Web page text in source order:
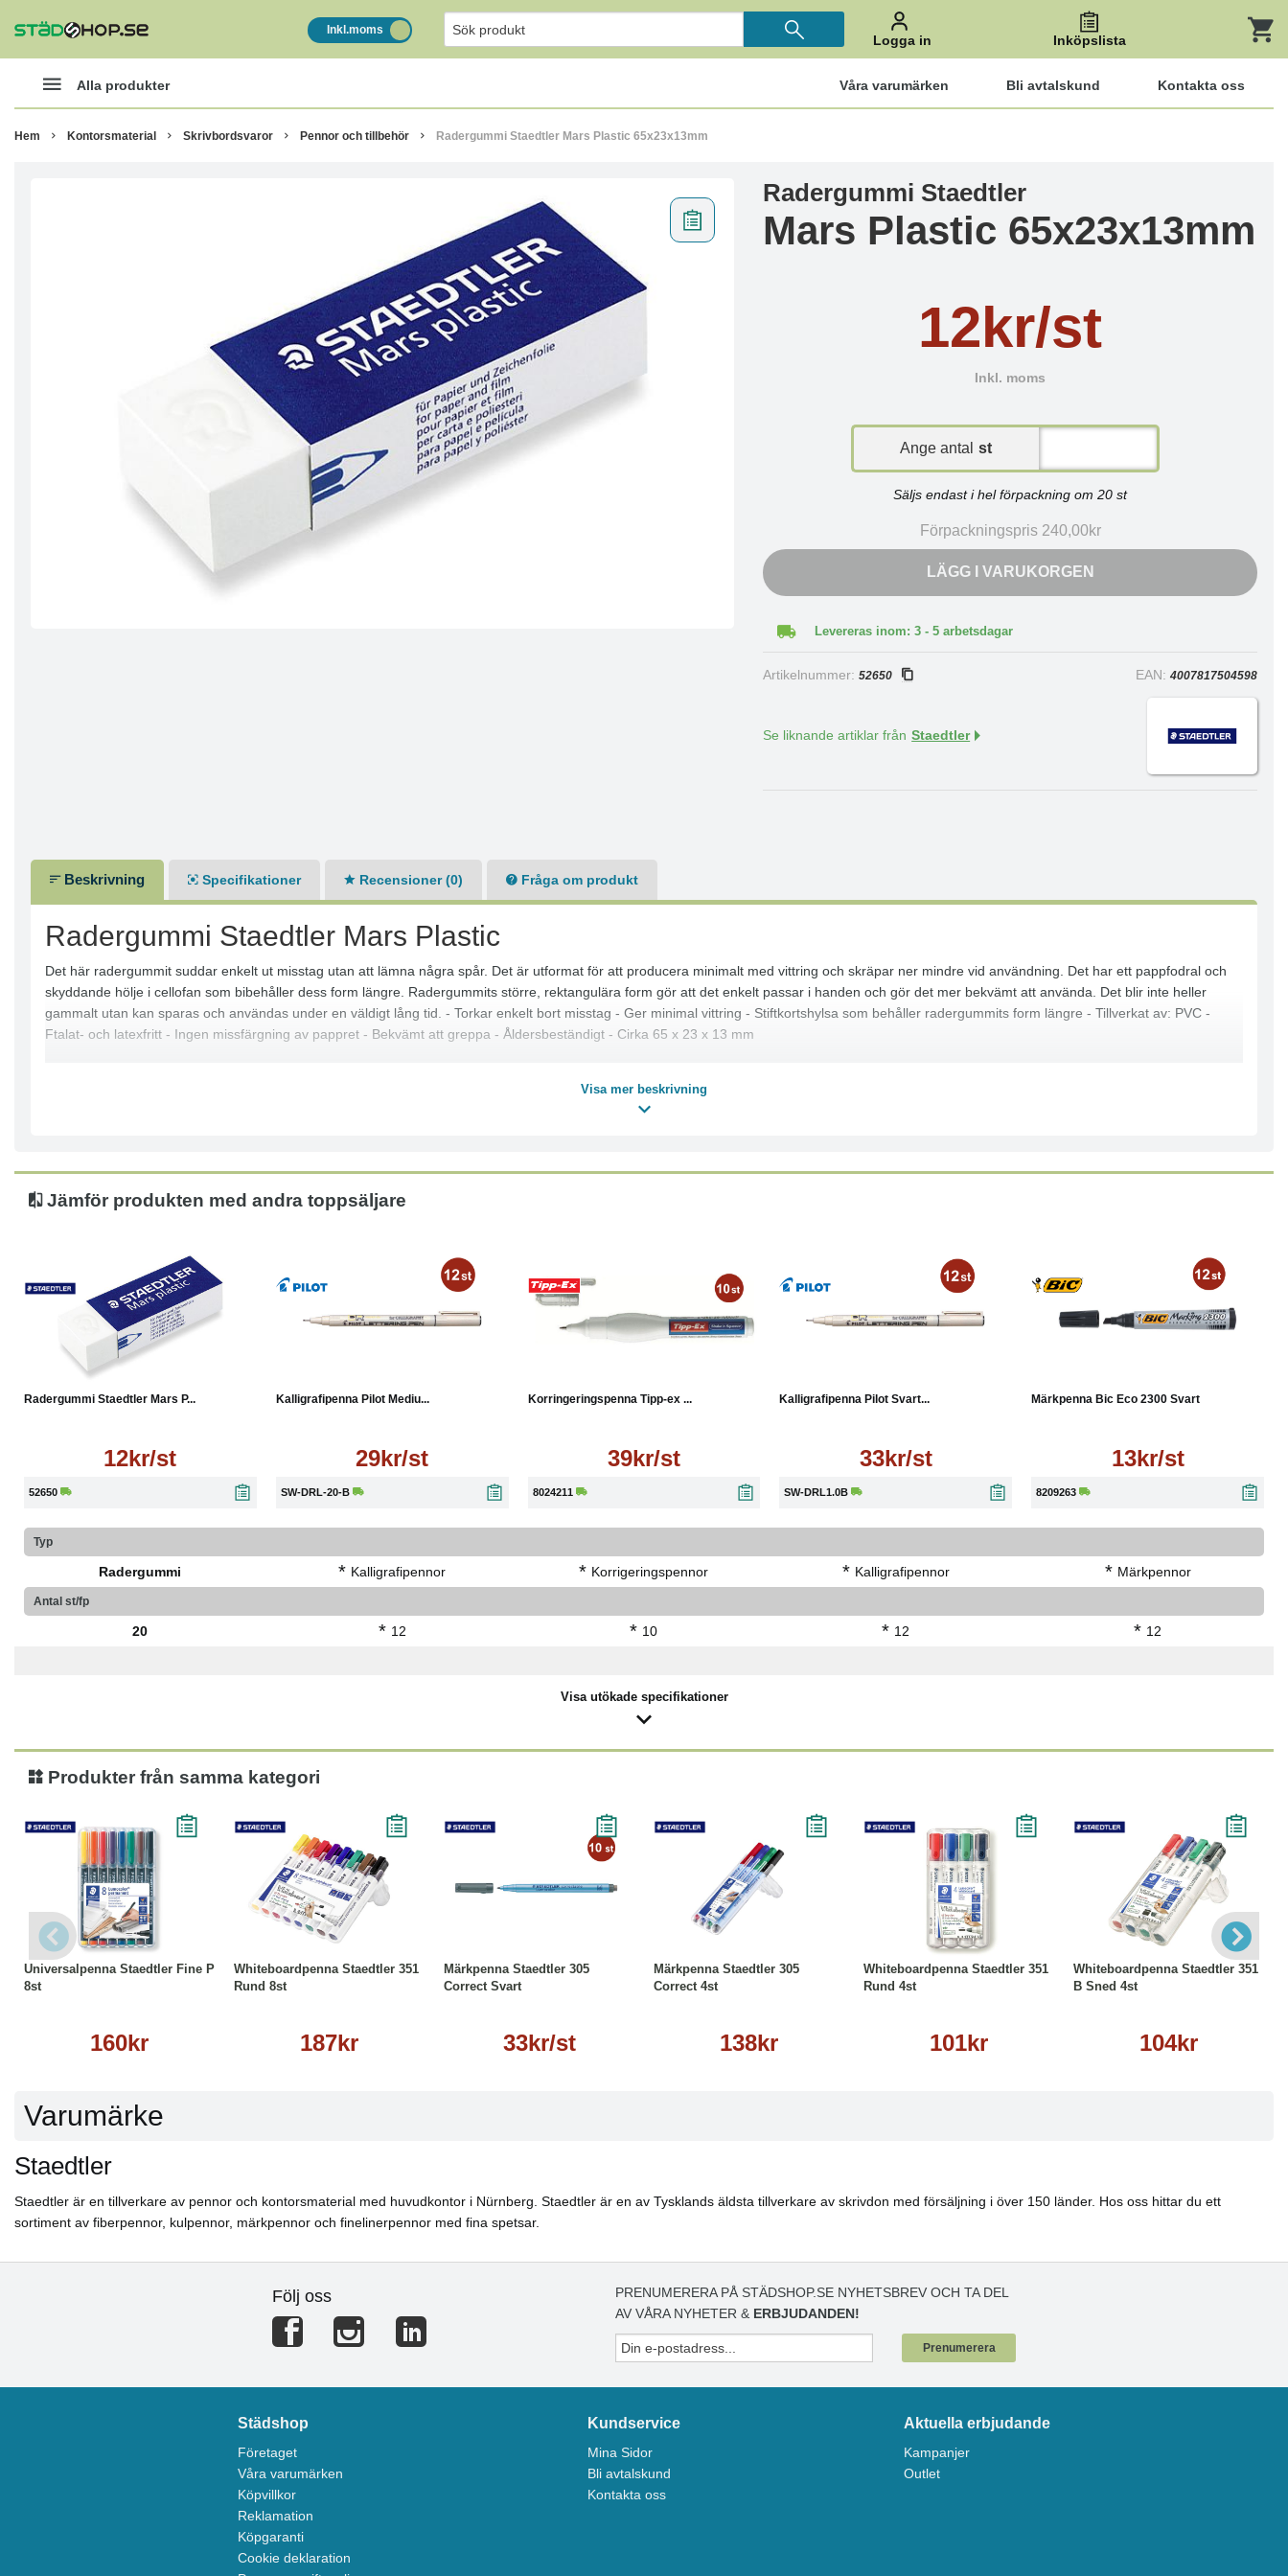
Inkl.moms
Logga in Inköpslista
Alla produkter Våra varumärken Bli avtalskund Kontakta oss
Hem Kontorsmaterial Skrivbordsvaror Pennor och tillbehör Radergummi Staedtler Mars Plastic 65x23x13mm
Radergummi Staedtler
Mars Plastic 65x23x13mm
12kr/st
Inkl. moms
Ange antal st
Säljs endast i hel förpackning om 20 st
Förpackningspris 240,00kr
LÄGG I VARUKORGEN
Levereras inom: 3 - 5 arbetsdagar
Artikelnummer:52650 EAN: 4007817504598
Se liknande artiklar från Staedtler
Beskrivning Specifikationer Recensioner (0) Fråga om produkt
Radergummi Staedtler Mars Plastic
Det här radergummit suddar enkelt ut misstag utan att lämna några spår. Det är utformat för att producera minimalt med vittring och skräpar ner mindre vid användning. Det har ett pappfodral och
skyddande hölje i cellofan som bibehåller dess form längre. Radergummits större, rektangulära form gör att det enkelt passar i handen och gör det mer bekvämt att använda. Det blir inte heller
gammalt utan kan sparas och användas under en väldigt lång tid. - Torkar enkelt bort misstag - Ger minimal vittring - Stiftkortshylsa som behåller radergummits form längre - Tillverkat av: PVC -
Ftalat- och latexfritt - Ingen missfärgning av pappret - Bekvämt att greppa - Åldersbeständigt - Cirka 65 x 23 x 13 mm
Visa mer beskrivning
Jämför produkten med andra toppsäljare
Radergummi Staedtler Mars P...
12kr/st
52650
Läs mer
Kalligrafipenna Pilot Mediu...
29kr/st
SW-DRL-20-B
Korringeringspenna Tipp-ex ...
39kr/st
8024211
Kalligrafipenna Pilot Svart...
33kr/st
SW-DRL1.0B
Märkpenna Bic Eco 2300 Svart
13kr/st
8209263
Typ
Radergummi * Kalligrafipennor * Korrigeringspennor * Kalligrafipennor * Märkpennor
Antal st/fp
20 * 12 * 10 * 12 * 12
Visa utökade specifikationer
Produkter från samma kategori
Universalpenna Staedtler Fine P
8st
160kr
Köp Läs mer
Whiteboardpenna Staedtler 351
Rund 8st
187kr
Köp
Märkpenna Staedtler 305
Correct Svart
33kr/st
Märkpenna Staedtler 305
Correct 4st
138kr
Köp
Whiteboardpenna Staedtler 351
Rund 4st
101kr
Whiteboardpenna Staedtler 351
B Sned 4st
104kr
Köp Läs mer
Varumärke
Staedtler
Staedtler är en tillverkare av pennor och kontorsmaterial med huvudkontor i Nürnberg. Staedtler är en av Tysklands äldsta tillverkare av skrivdon med försäljning i över 150 länder. Hos oss hittar du ett
sortiment av fiberpennor, kulpennor, märkpennor och finelinerpennor med fina spetsar.
Följ oss
PRENUMERERA PÅ STÄDSHOP.SE NYHETSBREV OCH TA DEL
AV VÅRA NYHETER & ERBJUDANDEN!
Prenumerera
Städshop
Företaget
Våra varumärken
Köpvillkor
Reklamation
Köpgaranti
Cookie deklaration
Kundservice
Mina Sidor
Bli avtalskund
Kontakta oss
Aktuella erbjudande
Kampanjer
Outlet